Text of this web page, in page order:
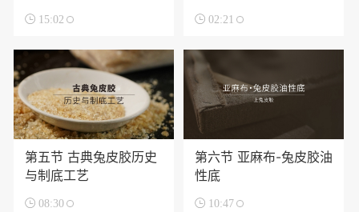
 15:02  02:21
第五节 古典兔皮胶历史
与制底工艺
 08:30
第六节 亚麻布-兔皮胶油
性底
 10:47